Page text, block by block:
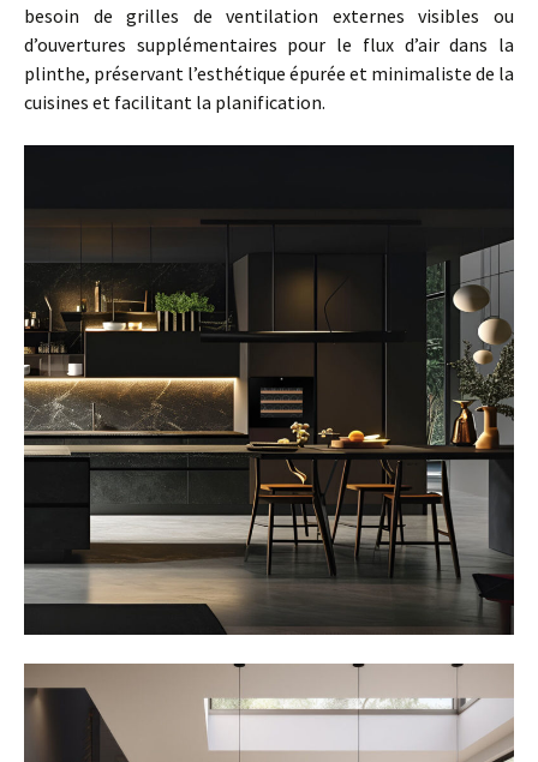
besoin de grilles de ventilation externes visibles ou
d’ouvertures supplémentaires pour le flux d’air dans la
plinthe, préservant l’esthétique épurée et minimaliste de la
cuisines et facilitant la planification.